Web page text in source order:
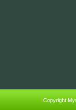
Copyright